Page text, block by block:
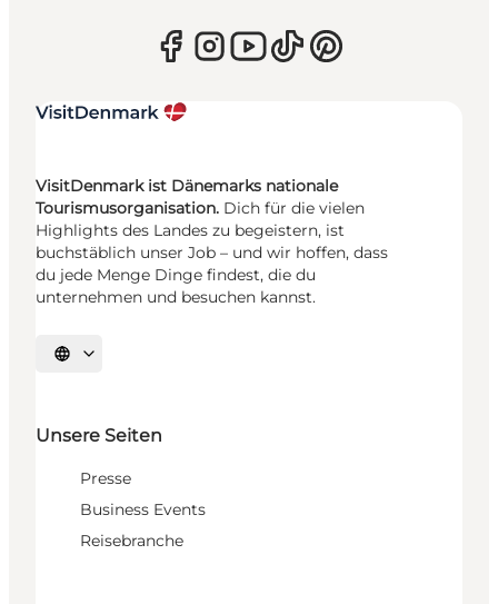
VisitDenmark ist Dänemarks nationale
Tourismusorganisation. Dich für die vielen
Highlights des Landes zu begeistern, ist
buchstäblich unser Job – und wir hoffen, dass
du jede Menge Dinge findest, die du
unternehmen und besuchen kannst.
Sprache auswählen
Unsere Seiten
Presse
Business Events
Reisebranche